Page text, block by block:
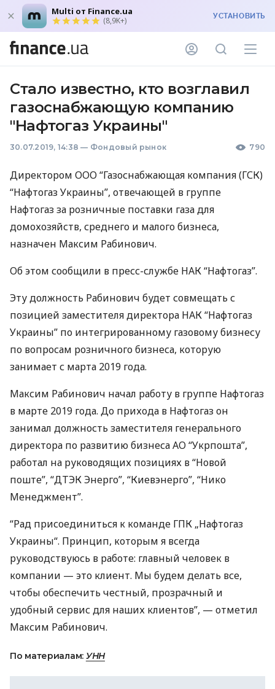
Multi от Finance.ua
(8,9K+) УСТАНОВИТЬ
Стало известно, кто возглавил
газоснабжающую компанию
"Нафтогаз Украины"
30.07.2019, 14:38 — Фондовый рынок 790
Директором ООО “Газоснабжающая компания (ГСК)
“Нафтогаз Украины”, отвечающей в группе
Нафтогаз за розничные поставки газа для
домохозяйств, среднего и малого бизнеса,
назначен Максим Рабинович.
Об этом сообщили в пресс-службе НАК“Нафтогаз”.
Эту должность Рабинович будет совмещать с
позицией заместителя директора НАК“Нафтогаз
Украины” по интегрированному газовому бизнесу
по вопросам розничного бизнеса, которую
занимает с марта 2019 года.
Максим Рабинович начал работу в группе Нафтогаз
в марте 2019 года. До прихода в Нафтогаз он
занимал должность заместителя генерального
директора по развитию бизнеса АО “Укрпошта”,
работал на руководящих позициях в “Новой
поште”, “ДТЭК Энерго”, “Киевэнерго”, “Нико
Менеджмент”.
“Рад присоединиться к команде ГПК „Нафтогаз
Украины“. Принцип, которым я всегда
руководствуюсь в работе: главный человек в
компании — это клиент. Мы будем делать все,
чтобы обеспечить честный, прозрачный и
удобный сервис для наших клиентов”, — отметил
Максим Рабинович.
По материалам: УНН